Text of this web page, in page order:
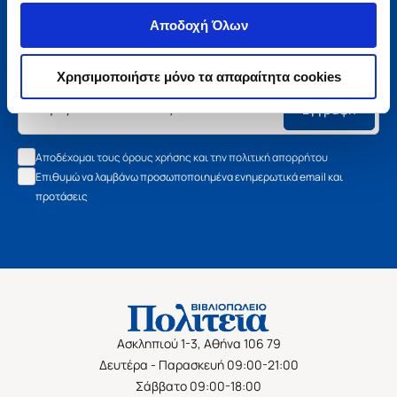
Αποδοχή Όλων
Χρησιμοποιήστε μόνο τα απαραίτητα cookies
Μάθετε τα νέα της Πολιτείας
Εγγραφείτε στο newsletter μας και μάθετε πρώτοι όλα τα
νέα βιβλία, τις εξαιρετικές τιμές και τις εκδηλώσεις μας.
Εγγραφή
Αποδέχομαι τους όρους χρήσης και την πολιτική απορρήτου
Επιθυμώ να λαμβάνω προσωποποιημένα ενημερωτικά email και
προτάσεις
Ασκληπιού 1-3, Αθήνα 106 79
Δευτέρα - Παρασκευή 09:00-21:00
Σάββατο 09:00-18:00